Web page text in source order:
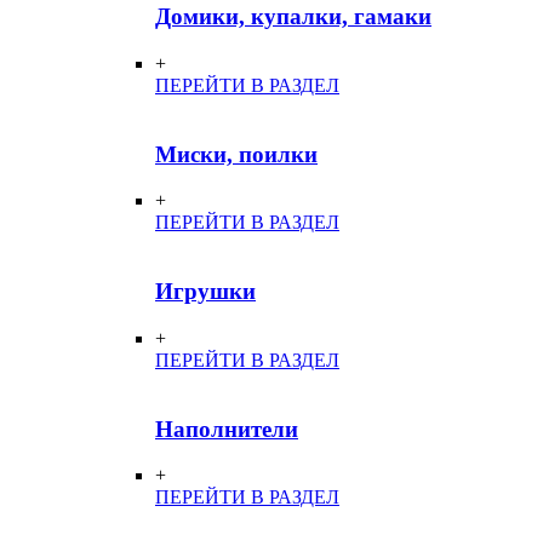
Домики, купалки, гамаки
+
ПЕРЕЙТИ В РАЗДЕЛ
Миски, поилки
+
ПЕРЕЙТИ В РАЗДЕЛ
Игрушки
+
ПЕРЕЙТИ В РАЗДЕЛ
Наполнители
+
ПЕРЕЙТИ В РАЗДЕЛ